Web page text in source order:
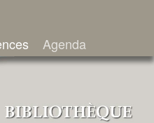
Agenda